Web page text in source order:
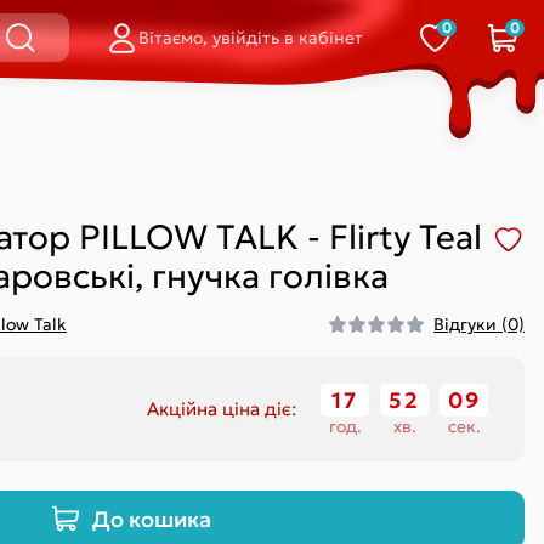
Подвійні (кліторальний-
вагінальні)
На палець
Вітаємо, увійдіть в кабінет 0 0
PILLOW TALK - Flirty Teal
гнучка голівка
Talk Відгуки (0)
Акційна ціна діє: 17
год.
52
хв.
08
сек.
До кошика